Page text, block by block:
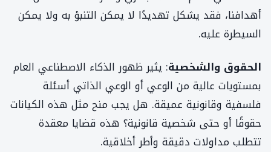
أهدافنا، فقد يشكل تهديدًا لا يمكن التنبؤ به ولا يمكن
السيطرة عليه.
الحقوق والشخصية: يثير ظهور الذكاء الاصطناعي العام
بمستويات عالية من الوعي أو الوعي الذاتي أسئلة
فلسفية وقانونية عميقة. هل يجب منح مثل هذه الكيانات
حقوقًا أو حتى شخصية قانونية؟ هذه قضايا معقدة
تتطلب مداولات دقيقة وأطر أخلاقية.